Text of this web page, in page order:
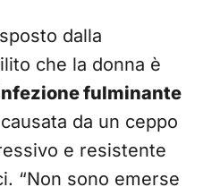
dalla
che la donna è
fulminante
da un ceppo
e resistente
“Non sono emerse